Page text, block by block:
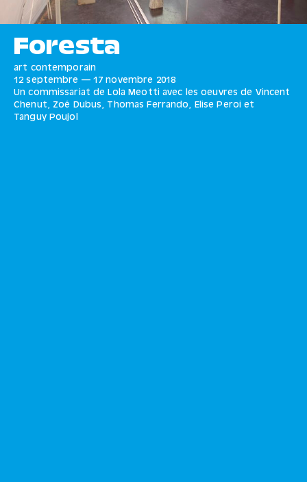
Foresta
art contemporain
12 septembre — 17 novembre 2018
Un commissariat de Lola Meotti avec les oeuvres de Vincent
Chenut, Zoé Dubus, Thomas Ferrando, Elise Peroi et
Tanguy Poujol